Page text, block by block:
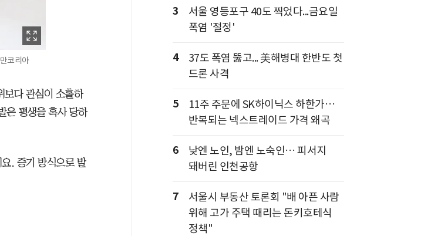
코리아
보다 관심이 소홀하
은 평생을 혹사 당하
. 증기 방식으로 발
3
서울 영등포구 40도 찍었다...금요일
폭염 '절정'
4
37도 폭염 뚫고... 美해병대 한반도 첫
드론 사격
5
11주 주문에 SK하이닉스 하한가…
반복되는 넥스트레이드 가격 왜곡
6
낮엔 노인, 밤엔 노숙인… 피서지
돼버린 인천공항
7
서울시 부동산 토론회 "배 아픈 사람
위해 고가 주택 때리는 돈키호테식
정책"